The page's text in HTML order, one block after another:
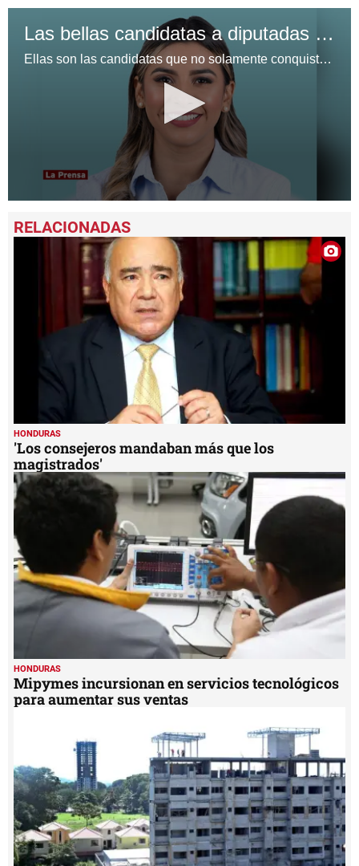
Las bellas candidatas a diputadas del Partido Nacional
Ellas son las candidatas que no solamente conquistaron a los electores con sus propuestas, sino con su belleza.
seconds
of
HONDURAS
'Los consejeros mandaban más que los
magistrados'
HONDURAS
Mipymes incursionan en servicios tecnológicos
para aumentar sus ventas